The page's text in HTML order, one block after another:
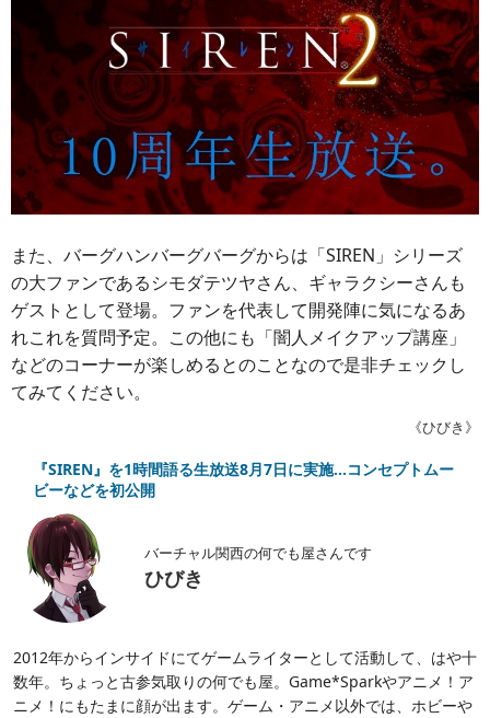
また、バーグハンバーグバーグからは「SIREN」シリーズ
の大ファンであるシモダテツヤさん、ギャラクシーさんも
ゲストとして登場。ファンを代表して開発陣に気になるあ
れこれを質問予定。この他にも「闇人メイクアップ講座」
などのコーナーが楽しめるとのことなので是非チェックし
てみてください。
《ひびき》
『SIREN』を1時間語る生放送8月7日に実施…コンセプトムー
ビーなどを初公開
バーチャル関西の何でも屋さんです
ひびき
2012年からインサイドにてゲームライターとして活動して、はや十
数年。ちょっと古参気取りの何でも屋。Game*Sparkやアニメ！ア
ニメ！にもたまに顔が出ます。ゲーム・アニメ以外では、ホビーや